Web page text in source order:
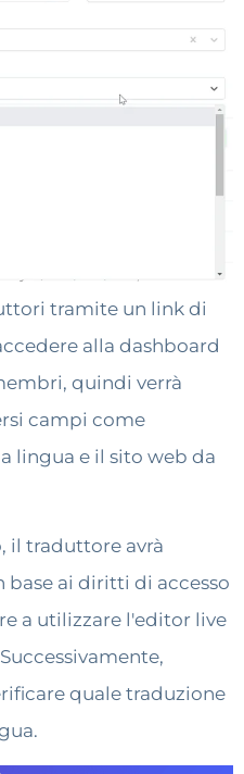
tramite un link di
alla dashboard
quindi verrà
campi come
lingua e il sito web da
il traduttore avrà
base ai diritti di accesso
a utilizzare l'editor live
quale traduzione